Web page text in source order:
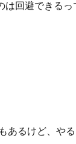
回避できるっ
あるけど、や